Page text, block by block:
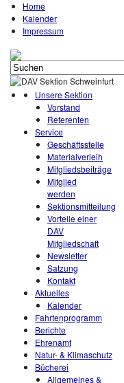
Home
Kalender
Impressum
Unsere Sektion
Vorstand
Referenten
Service
Geschäftsstelle
Materialverleih
Mitgliedsbeiträge
Mitglied
werden
Sektionsmitteilung
Vorteile einer
DAV
Mitgliedschaft
Newsletter
Satzung
Kontakt
Aktuelles
Kalender
Fahrtenprogramm
Berichte
Ehrenamt
Natur- & Klimaschutz
Bücherei
Allgemeines &